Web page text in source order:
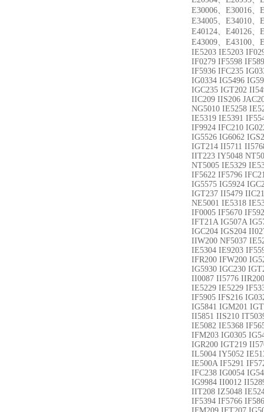
E30006、E30016、
E34005、E34010、
E40124、E40126、
E43009、E43100、
IE5203 IE5203
IF0279 IF5598
IF5936 IFC235
IG0334 IG5496
IGC235 IGT202
IIC209 IIS206
NG5010 IE5258
IE5319 IE5391
IF9924 IFC210
IG5526 IG6062
IGT214 II5711
IIT223 IY5048
NT5005 IE5329
IF5622 IF5796
IG5575 IG5924
IGT237 II5479
NE5001 IE5318
IF0005 IF5670
IFT21A IG507A
IGC204 IGS204
IIW200 NF5037
IE5304 IE9203
IFR200 IFW200
IG5930 IGC230
II0087 II5776
IE5229 IE5229
IF5905 IFS216
IG5841 IGM201
II5851 IIS210
IE5082 IE5368
IFM203 IG0305
IGR200 IGT219
IL5004 IY5052
IE500A IF5291
IFC238 IG0054
IG9984 II0012
IIT208 IZ5048
IF5394 IF5766